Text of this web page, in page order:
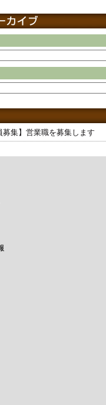
募集】営業職を募集します